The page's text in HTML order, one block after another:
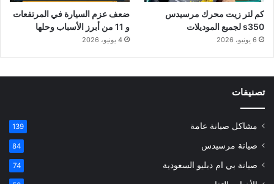
كم لتر زيت محرك مرسيدس
s350 لجميع الموديلات
6 يونيو، 2026
ضعف عزم السيارة في المرتفعات
و 11 من أبرز الأسباب وحلها
4 يونيو، 2026
تصنيفات
مشاكل صيانة عامة 139
صيانة مرسيدس 84
صيانة بي ام دبليو السعودية 74